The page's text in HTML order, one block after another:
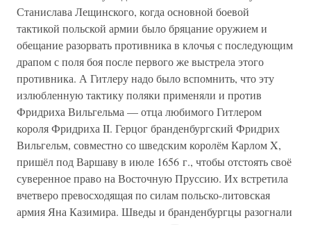
Станислава Лещинского, когда основной боевой
тактикой польской армии было бряцание оружием и
обещание разорвать противника в клочья с последующим
драпом с поля боя после первого же выстрела этого
противника. А Гитлеру надо было вспомнить, что эту
излюбленную тактику поляки применяли и против
Фридриха Вильгельма — отца любимого Гитлером
короля Фридриха II. Герцог бранденбургский Фридрих
Вильгельм, совместно со шведским королём Карлом X,
пришёл под Варшаву в июле 1656 г., чтобы отстоять своё
суверенное право на Восточную Пруссию. Их встретила
вчетверо превосходящая по силам польско-литовская
армия Яна Казимира. Шведы и бранденбургцы разогнали